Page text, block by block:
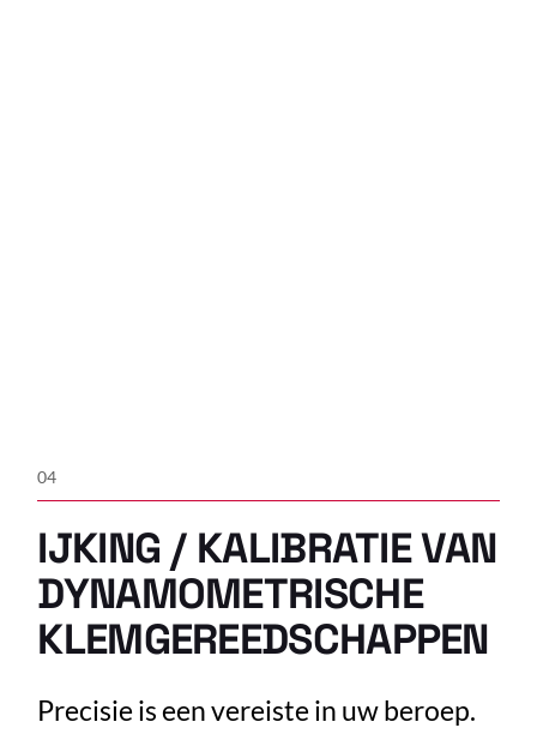
04
IJKING / KALIBRATIE VAN
DYNAMOMETRISCHE
KLEMGEREEDSCHAPPEN
Precisie is een vereiste in uw beroep.